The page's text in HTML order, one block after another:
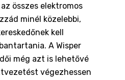
összes elektromos
minél közelebbi,
kell
A Wisper
még azt is lehetővé
végezhessen